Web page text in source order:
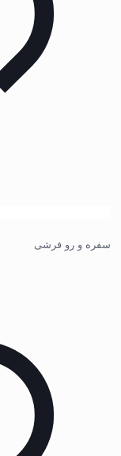
سفره و رو فرشی